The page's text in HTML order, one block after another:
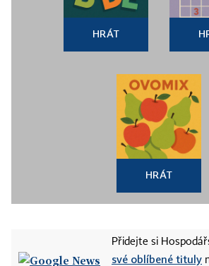
HRÁT
HRÁT
Přidejte si
své oblíbené tituly